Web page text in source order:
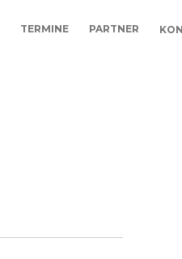
TERMINE PARTNER